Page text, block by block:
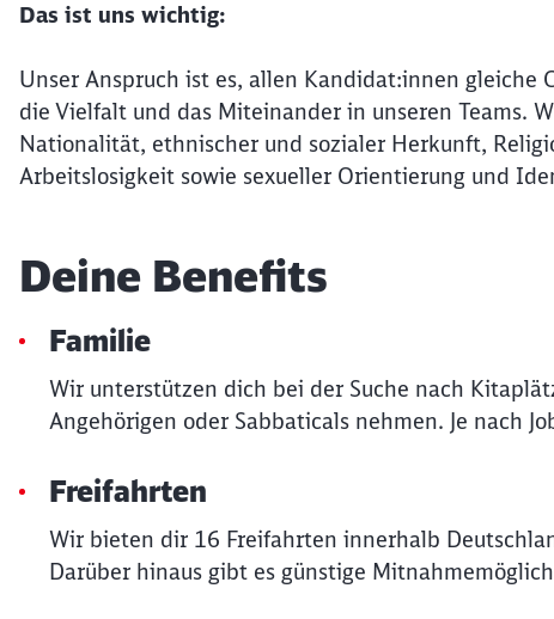
Das ist uns wichtig:
Unser Anspruch ist es, allen Kandidat:innen
die Vielfalt und das Miteinander in unseren Teams.
Nationalität, ethnischer und sozialer Herkunft,
Arbeitslosigkeit sowie sexueller Orientierung und
Deine Benefits
Familie
Wir unterstützen dich bei der Suche nach
Angehörigen oder Sabbaticals nehmen. Je nach
Freifahrten
Wir bieten dir 16 Freifahrten innerhalb
Darüber hinaus gibt es günstige